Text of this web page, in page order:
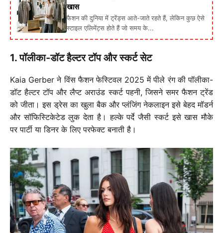
खास
फैशन की दुनिया में ट्रेंड्स आते-जाते रहते हैं, लेकिन कुछ ऐसे
स्टाइल एलिमेंट्स होते हैं जो समय के...
1. पॉलीका-डॉट हैल्टर टॉप और स्कर्ट सेट
Kaia Gerber ने विंस फैशन फेस्टिवल 2025 में पीले रंग की पॉलीका-
डॉट हैल्टर टॉप और लैप्ट अराउंड स्कर्ट पहनी, जिसने समर फैशन ट्रेंड
को जीता। इस ड्रेस का खुला बैक और प्लंजिंग नेकलाइन इसे बेहद मॉडर्न
और सॉफिस्टिकेटेड लुक देता है। हल्के पर्दे जैसी स्कर्ट इसे खास मौके
पर पार्टी या डिनर के लिए परफेक्ट बनाती है।